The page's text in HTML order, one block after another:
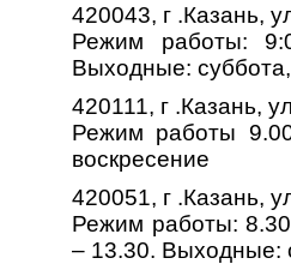
420043, г .Казань,
Режим работы:
Выходные:
420111, г .Казань,
Режим работы
воскресение
420051, г .Казань,
Режим работы:
– 13.30. Выходные: